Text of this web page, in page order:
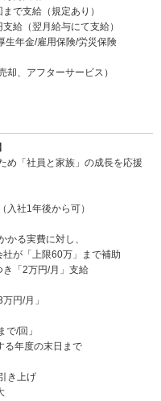
支給（規定あり）
翌月給与にて支給）
生年金/雇用保険/労災保険
却、アフターサービス）
め「社員と家族」の成長を応援
社1年後から可）
る実費に対し、
「上限60万」まで補助
き「2万円/月」支給
円/月」
/回」
年度の末日まで
き上げ